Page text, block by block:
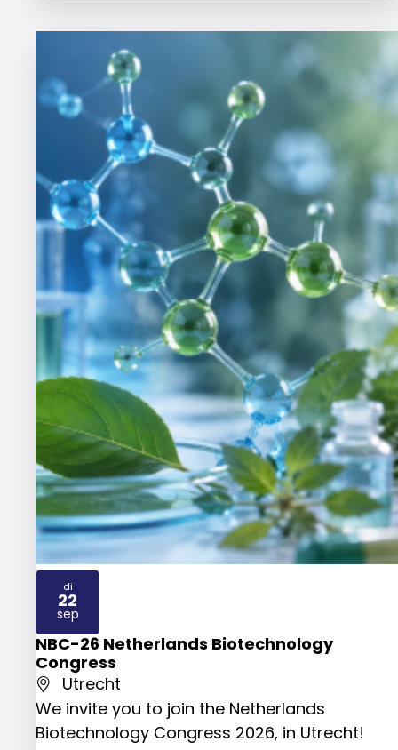
NBC-26 Netherlands Biotechnology
Congress
Utrecht
We invite you to join the Netherlands
Biotechnology Congress 2026, in Utrecht!
di
22
sep
2026